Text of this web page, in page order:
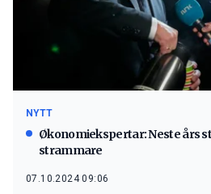
NYTT
Økonomiekspertar: Neste års
strammare
07.10.2024 09:06